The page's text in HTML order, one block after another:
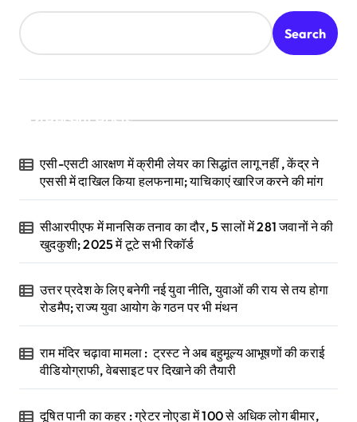
Search
Recent Posts
एसी-एसटी आरक्षण में क्रीमी लेयर का सिद्धांत लागू नहीं , केंद्र ने
एससी में दाखिल किया हलफनामा; याचिकाएं खारिज करने की मांग
सीआरपीएफ में मानसिक तनाव का दौर, 5 सालों में 281 जवानों ने की
खुदकुशी; 2025 में टूटे सभी रिकॉर्ड
उत्तर प्रदेश के लिए बनेगी नई युवा नीति, युवाओं की राय से तय होगा
रोडमैप; राज्य युवा आयोग के गठन पर भी मंथन
राम मंदिर चढ़ावा मामला : ट्रस्ट ने अब बहुमूल्य आभूषणों की कराई
वीडियोग्राफी, वेबसाइट पर दिखाने की तैयारी
दूषित पानी का कहर : ग्रेटर नोएडा में 100 से अधिक लोग बीमार,